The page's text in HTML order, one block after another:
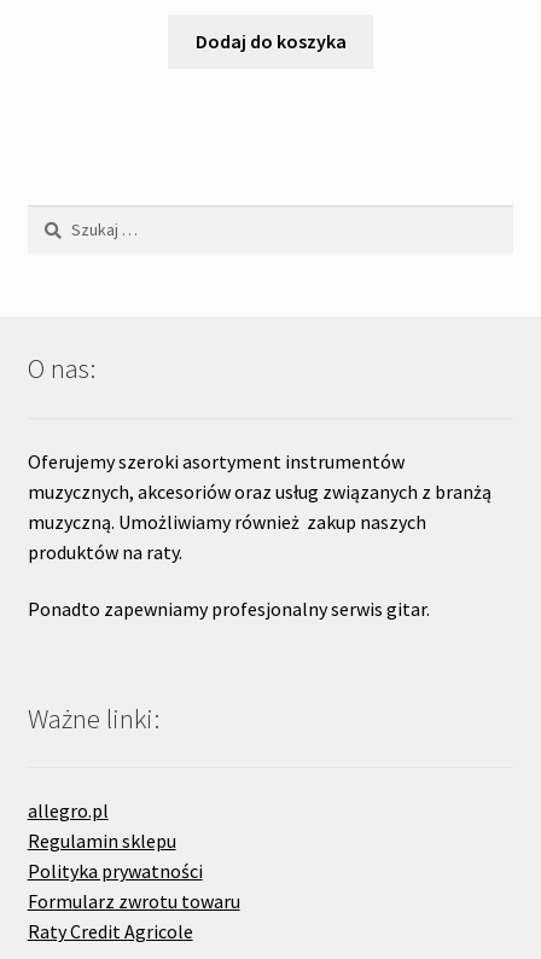
Dodaj do koszyka
Szukaj:
O nas:
Oferujemy szeroki asortyment instrumentów
muzycznych, akcesoriów oraz usług związanych z branżą
muzyczną. Umożliwiamy również zakup naszych
produktów na raty.
Ponadto zapewniamy profesjonalny serwis gitar.
Ważne linki:
allegro.pl
Regulamin sklepu
Polityka prywatności
Formularz zwrotu towaru
Raty Credit Agricole